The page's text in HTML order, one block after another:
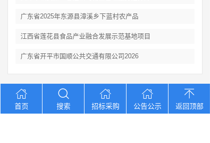
广东省2025年东源县漳溪乡下蓝村农产品
江西省莲花县食品产业融合发展示范基地项目
广东省开平市国顺公共交通有限公司2026
Copyright © 2012-2026 中招招标网 版权所有 网站备案号：京
ICP备2023026371号-2
首页 搜索 招标采购 公告公示 返回顶部